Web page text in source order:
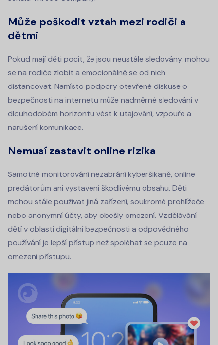
Může poškodit vztah mezi rodiči a
dětmi
Pokud mají děti pocit, že jsou neustále sledovány, mohou
se na rodiče zlobit a emocionálně se od nich
distancovat. Namísto podpory otevřené diskuse o
bezpečnosti na internetu může nadměrné sledování v
dlouhodobém horizontu vést k utajování, vzpouře a
narušení komunikace.
Nemusí zastavit online rizika
Samotné monitorování nezabrání kyberšikaně, online
predátorům ani vystavení škodlivému obsahu. Děti
mohou stále používat jiná zařízení, soukromé prohlížeče
nebo anonymní účty, aby obešly omezení. Vzdělávání
dětí v oblasti digitální bezpečnosti a odpovědného
používání je lepší přístup než spoléhat se pouze na
omezení přístupu.